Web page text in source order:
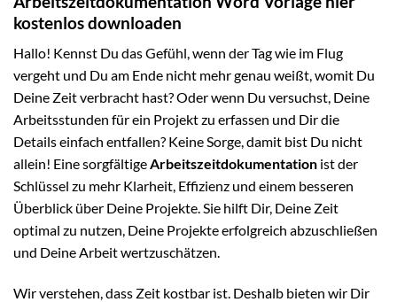
kostenlos downloaden
Hallo! Kennst Du das Gefühl, wenn der Tag wie im Flug
vergeht und Du am Ende nicht mehr genau weißt, womit Du
Deine Zeit verbracht hast? Oder wenn Du versuchst, Deine
Arbeitsstunden für ein Projekt zu erfassen und Dir die
Details einfach entfallen? Keine Sorge, damit bist Du nicht
allein! Eine sorgfältigeArbeitszeitdokumentation ist der
Schlüssel zu mehr Klarheit, Effizienz und einem besseren
Überblick über Deine Projekte. Sie hilft Dir, Deine Zeit
optimal zu nutzen, Deine Projekte erfolgreich abzuschließen
und Deine Arbeit wertzuschätzen.
Wir verstehen, dass Zeit kostbar ist. Deshalb bieten wir Dir